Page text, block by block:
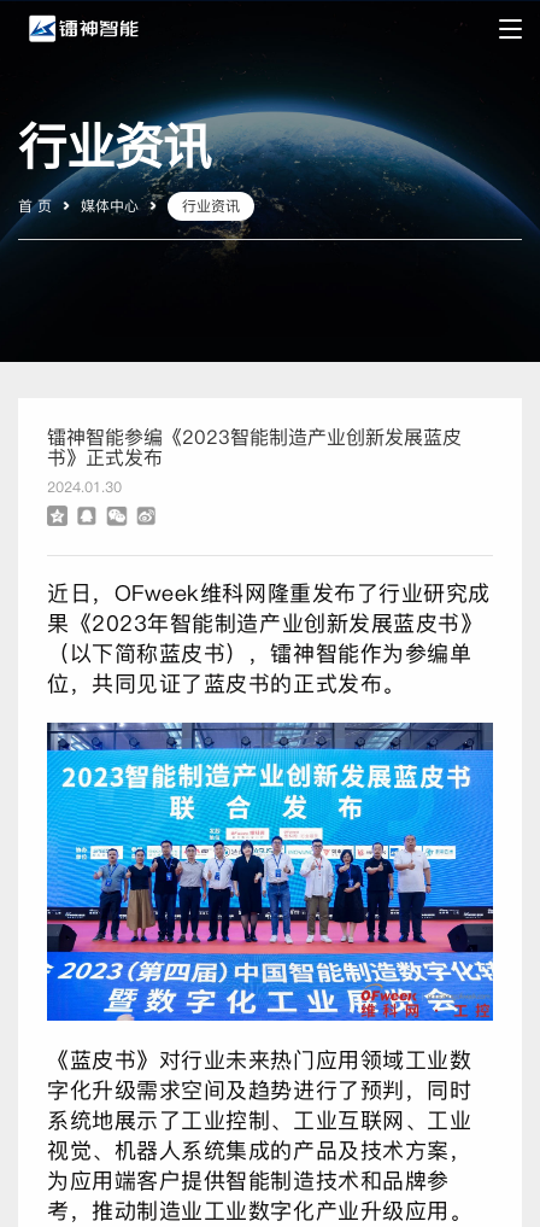
行业资讯
首 页 媒体中心 行业资讯
镭神智能参编《2023智能制造产业创新发展蓝皮
书》正式发布
2024.01.30
近日，OFweek维科网隆重发布了行业研究成
果《2023年智能制造产业创新发展蓝皮书》
（以下简称蓝皮书），镭神智能作为参编单
位，共同见证了蓝皮书的正式发布。
《蓝皮书》对行业未来热门应用领域工业数
字化升级需求空间及趋势进行了预判，同时
系统地展示了工业控制、工业互联网、工业
视觉、机器人系统集成的产品及技术方案，
为应用端客户提供智能制造技术和品牌参
考，推动制造业工业数字化产业升级应用。